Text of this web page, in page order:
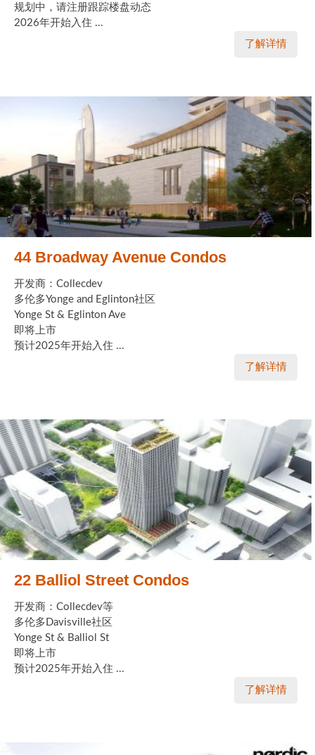
规划中，请注册跟踪楼盘动态
2026年开始入住 ...
了解详情
44 Broadway Avenue Condos
开发商：Collecdev
多伦多Yonge and Eglinton社区
Yonge St & Eglinton Ave
即将上市
预计2025年开始入住 ...
了解详情
22 Balliol Street Condos
开发商：Collecdev等
多伦多Davisville社区
Yonge St & Balliol St
即将上市
预计2025年开始入住 ...
了解详情